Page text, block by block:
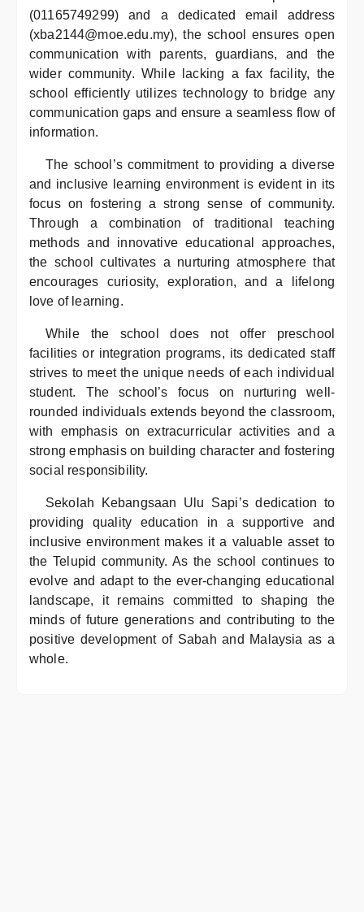
(01165749299) and a dedicated email address
(xba2144@moe.edu.my), the school ensures open
communication with parents, guardians, and the
wider community. While lacking a fax facility, the
school efficiently utilizes technology to bridge any
communication gaps and ensure a seamless flow of
information.
The school’s commitment to providing a diverse
and inclusive learning environment is evident in its
focus on fostering a strong sense of community.
Through a combination of traditional teaching
methods and innovative educational approaches,
the school cultivates a nurturing atmosphere that
encourages curiosity, exploration, and a lifelong
love of learning.
While the school does not offer preschool
facilities or integration programs, its dedicated staff
strives to meet the unique needs of each individual
student. The school’s focus on nurturing well-
rounded individuals extends beyond the classroom,
with emphasis on extracurricular activities and a
strong emphasis on building character and fostering
social responsibility.
Sekolah Kebangsaan Ulu Sapi’s dedication to
providing quality education in a supportive and
inclusive environment makes it a valuable asset to
the Telupid community. As the school continues to
evolve and adapt to the ever-changing educational
landscape, it remains committed to shaping the
minds of future generations and contributing to the
positive development of Sabah and Malaysia as a
whole.